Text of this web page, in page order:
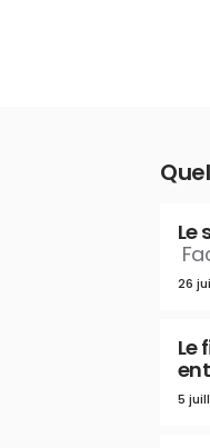
Le
26
Le
5